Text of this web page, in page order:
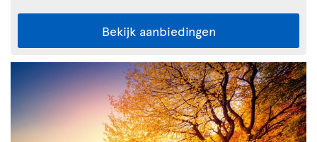
Bekijk aanbiedingen